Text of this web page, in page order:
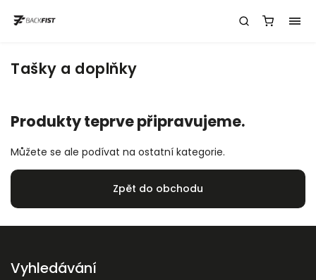
Tašky a doplňky
Produkty teprve připravujeme.
Můžete se ale podívat na ostatní kategorie.
Zpět do obchodu
Vyhledávání